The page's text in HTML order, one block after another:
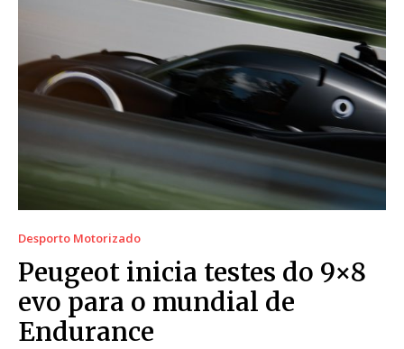
Desporto Motorizado
Peugeot inicia testes do 9×8
evo para o mundial de
Endurance